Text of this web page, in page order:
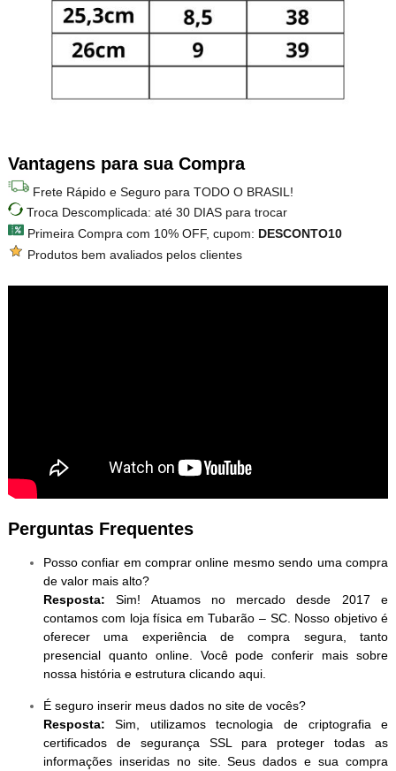
Vantagens para sua Compra
Frete Rápido e Seguro para TODO O BRASIL!
Troca Descomplicada: até 30 DIAS para trocar
Primeira Compra com 10% OFF, cupom: DESCONTO10
Produtos bem avaliados pelos clientes
Perguntas Frequentes
Posso confiar em comprar online mesmo sendo uma compra
de valor mais alto?
Resposta: Sim! Atuamos no mercado desde 2017 e
contamos com loja física em Tubarão – SC. Nosso objetivo é
oferecer uma experiência de compra segura, tanto
presencial quanto online. Você pode conferir mais sobre
nossa história e estrutura clicando aqui.
É seguro inserir meus dados no site de vocês?
Resposta: Sim, utilizamos tecnologia de criptografia e
certificados de segurança SSL para proteger todas as
informações inseridas no site. Seus dados e sua compra